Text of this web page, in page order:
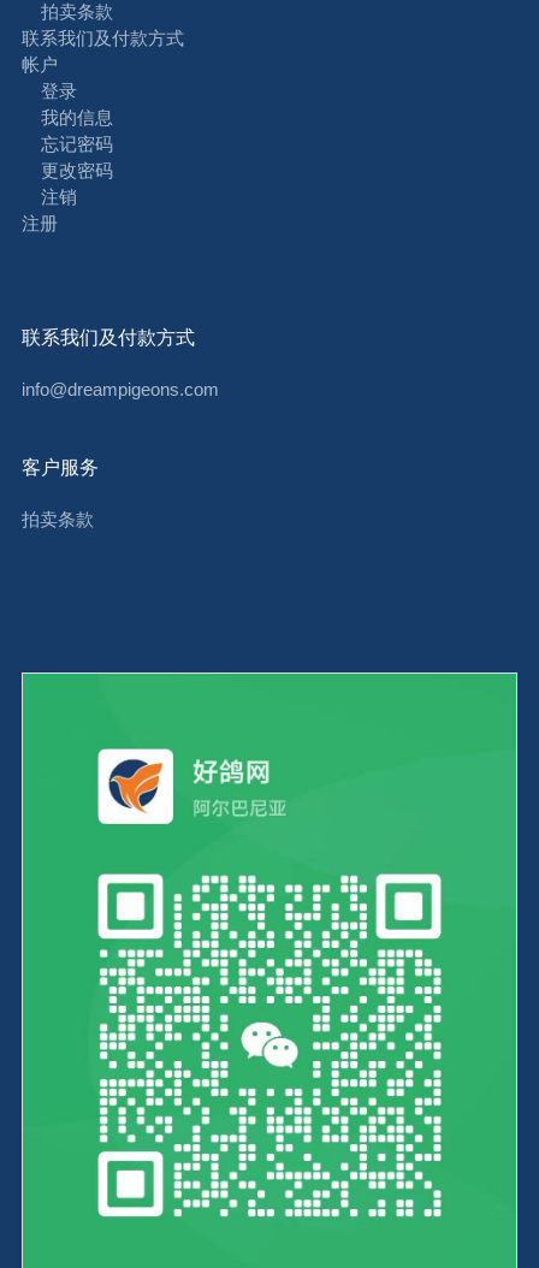
拍卖条款
联系我们及付款方式
帐户
登录
我的信息
忘记密码
更改密码
注销
注册
联系我们及付款方式
info@dreampigeons.com
客户服务
拍卖条款